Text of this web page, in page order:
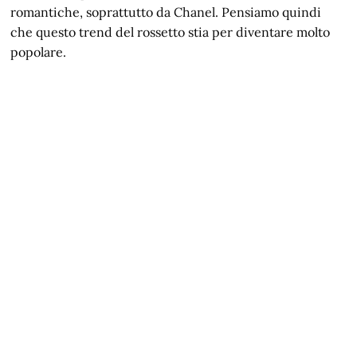
romantiche, soprattutto da Chanel. Pensiamo quindi
che questo trend del rossetto stia per diventare molto
popolare.